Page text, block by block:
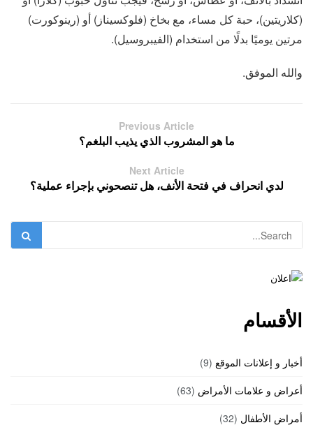
(كلاريتين)، حبة كل مساء، مع بخاخ (فلوكسيناز) أو (رينوكورت)
مرتين يوميًا بدلًا من استخدام (الفيبروسيل).
والله الموفق.
Previous Article
ما هو المشروب الذي يذيب البلغم؟
Next Article
لدي انحراف في فتحة الأنف، هل تنصحوني بإجراء عملية؟
الأقسام
أخبار و إعلانات الموقع (9)
أعراض و علامات الأمراض (63)
أمراض الأطفال (32)